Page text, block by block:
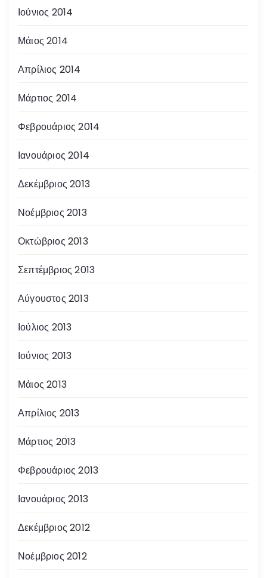
Ιούνιος 2014
Μάιος 2014
Απρίλιος 2014
Μάρτιος 2014
Φεβρουάριος 2014
Ιανουάριος 2014
Δεκέμβριος 2013
Νοέμβριος 2013
Οκτώβριος 2013
Σεπτέμβριος 2013
Αύγουστος 2013
Ιούλιος 2013
Ιούνιος 2013
Μάιος 2013
Απρίλιος 2013
Μάρτιος 2013
Φεβρουάριος 2013
Ιανουάριος 2013
Δεκέμβριος 2012
Νοέμβριος 2012